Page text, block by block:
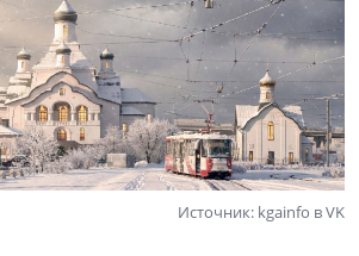
Источник: kgainfo в VK